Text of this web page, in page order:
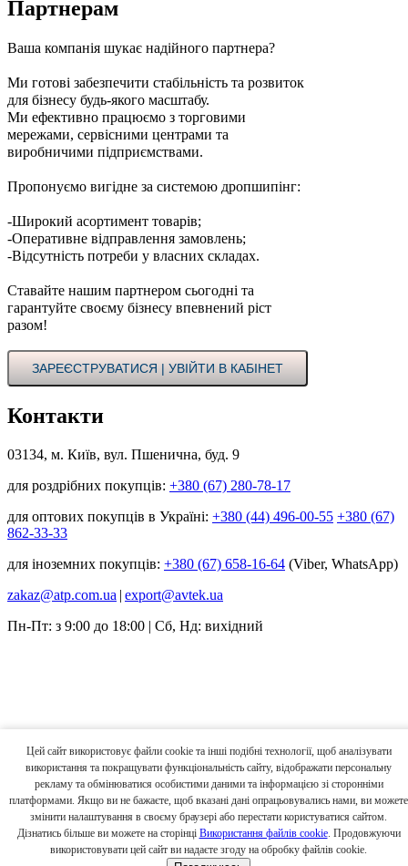
Цей сайт використовує файли cookie та інші подібні технології, щоб аналізувати
використання та покращувати функціональність сайту, відображати персональну
рекламу та обмінюватися особистими даними та інформацією зі сторонніми
платформами. Якщо ви не бажаєте, щоб вказані дані опрацьовувались нами, ви можете
змінити налаштування в своєму браузері або перестати користуватися сайтом.
Дізнатись більше ви можете на сторінці Використання файлів cookie. Продовжуючи
використовувати цей сайт ви надаєте згоду на обробку файлів cookie.
Партнерам
Ваша компанія шукає надійного партнера?
Ми готові забезпечити стабільність та розвиток
для бізнесу будь-якого масштабу.
Ми ефективно працюємо з торговими
мережами, сервісними центрами та
виробничими підприємствами.
Пропонуємо вигідне за системою дропшипінг:
-Широкий асортимент товарів;
-Оперативне відправлення замовлень;
-Відсутність потреби у власних складах.
Ставайте нашим партнером сьогодні та
гарантуйте своєму бізнесу впевнений ріст
разом!
ЗАРЕЄСТРУВАТИСЯ | УВІЙТИ В КАБІНЕТ
Контакти
03134, м. Київ, вул. Пшенична, буд. 9
для роздрібних покупців: +380 (67) 280-78-17
для оптових покупців в Україні: +380 (44) 496-00-55 +380 (67)
862-33-33
для іноземних покупців: +380 (67) 658-16-64 (Viber, WhatsApp)
zakaz@atp.com.ua | export@avtek.ua
Пн-Пт: з 9:00 до 18:00 | Сб, Нд: вихідний